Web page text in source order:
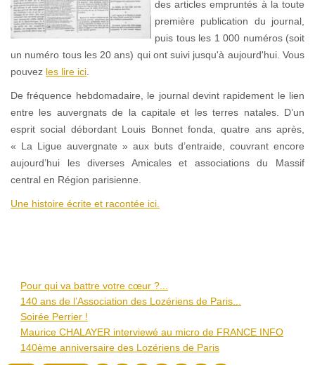
des articles empruntés à la toute
première publication du journal,
puis tous les 1 000 numéros (soit
un numéro tous les 20 ans) qui ont suivi jusqu'à aujourd'hui. Vous
pouvez les lire ici
De fréquence hebdomadaire, le journal devint rapidement le lien
entre les auvergnats de la capitale et les terres natales. D’un
esprit social débordant Louis Bonnet fonda, quatre ans après,
« La Ligue auvergnate » aux buts d’entraide, couvrant encore
aujourd’hui les diverses Amicales et associations du Massif
central en Région parisienne.
Une histoire écrite et racontée ici.
Pour qui va battre votre cœur ?...
140 ans de l’Association des Lozériens de Paris...
Soirée Perrier !
Maurice CHALAYER interviewé au micro de FRANCE ​INFO
140ème anniversaire des Lozériens de Paris